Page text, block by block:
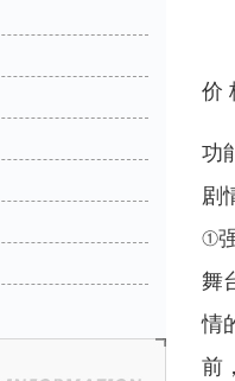
价
功
剧
①
舞
情
前